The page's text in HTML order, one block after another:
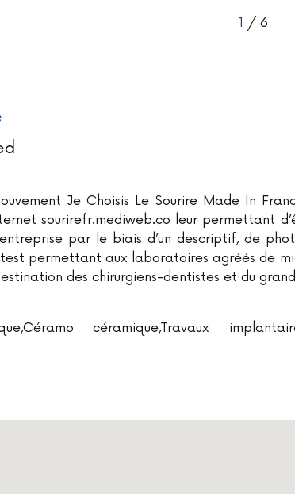
1 / 6
Je Choisis Le Sourire Made In
sourirefr.mediweb.co leur permettant
par le biais d’un descriptif, de
permettant aux laboratoires agréés de
des chirurgiens-dentistes et du
céramique,Travaux